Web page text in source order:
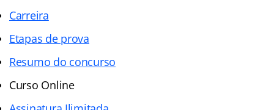
Carreira
Etapas de prova
Resumo do concurso
Curso Online